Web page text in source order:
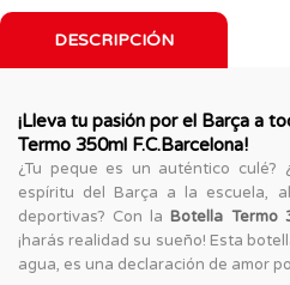
DESCRIPCIÓN
¡Lleva tu pasión por el Barça a
Termo 350ml F.C.Barcelona!
¿Tu peque es un auténtico culé?
espíritu del Barça a la escuela,
deportivas? Con laBotella Termo
¡harás realidad su sueño! Esta
agua, es una declaración de amor